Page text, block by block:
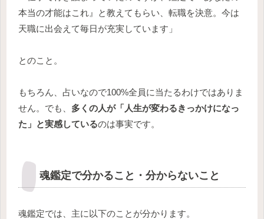
本当の才能はこれ』と教えてもらい、転職を決意。今は
天職に出会えて毎日が充実しています」
とのこと。
もちろん、占いなので100%全員に当たるわけではありま
せん。でも、 多くの人が「人生が変わるきっかけになっ
た」と実感しているのは事実です。
魂鑑定で分かること・分からないこと
魂鑑定では、主に以下のことが分かります。